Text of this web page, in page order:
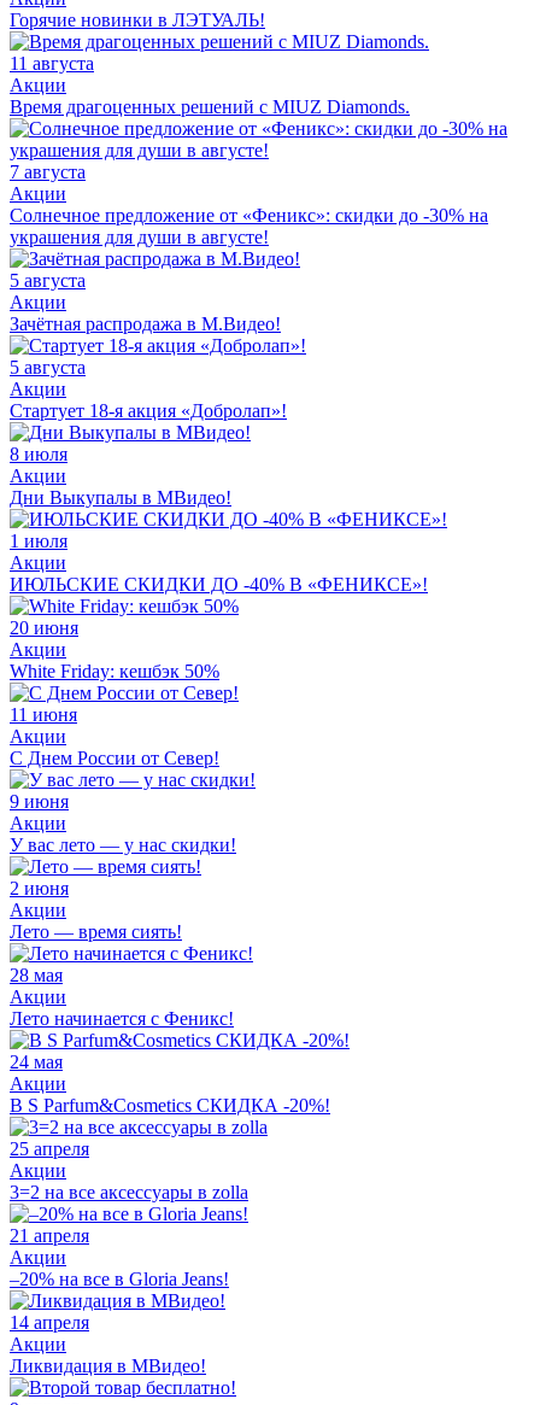
Горячие новинки в ЛЭТУАЛЬ!
11 августа
Акции
Время драгоценных решений с MIUZ Diamonds.
7 августа
Акции
Солнечное предложение от «Феникс»: скидки до -30% на
украшения для души в августе!
5 августа
Акции
Зачётная распродажа в М.Видео!
5 августа
Акции
Стартует 18-я акция «Добролап»!
8 июля
Акции
Дни Выкупалы в МВидео!
1 июля
Акции
ИЮЛЬСКИЕ СКИДКИ ДО -40% В «ФЕНИКСЕ»!
20 июня
Акции
White Friday: кешбэк 50%
11 июня
Акции
С Днем России от Север!
9 июня
Акции
У вас лето — у нас скидки!
2 июня
Акции
Лето — время сиять!
28 мая
Акции
Лето начинается с Феникс!
24 мая
Акции
В S Parfum&Cosmetics СКИДКА -20%!
25 апреля
Акции
3=2 на все аксессуары в zolla
21 апреля
Акции
–20% на все в Gloria Jeans!
14 апреля
Акции
Ликвидация в МВидео!